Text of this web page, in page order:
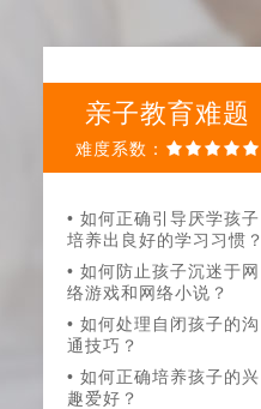
亲子教育难题
难度系数： 
• 如何正确引导厌学孩子
培养出良好的学习习惯？
• 如何防止孩子沉迷于网
络游戏和网络小说？
• 如何处理自闭孩子的沟
通技巧？
• 如何正确培养孩子的兴
趣爱好？